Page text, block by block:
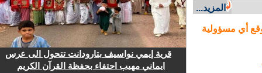
المزيد...
أي مسؤولية
قرية إيمي نواسيف بتارودانت تتحول الى عرس
ايماني مهيب احتفاء بحفظة القرآن الكريم